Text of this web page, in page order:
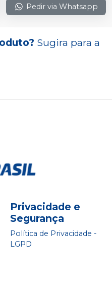
Pedir via Whatsapp
Sugira para a
Privacidade e
Segurança
Política de Privacidade -
LGPD